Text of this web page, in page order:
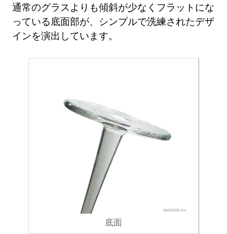
通常のグラスよりも傾斜が少なくフラットにな
っている底面部が、シンプルで洗練されたデザ
インを演出しています。
底面